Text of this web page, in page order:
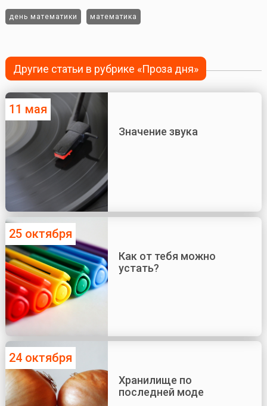
день математики математика
Другие статьи в рубрике «Проза дня»
11 мая
Значение звука
25 октября
Как от тебя можно
устать?
24 октября
Хранилище по
последней моде